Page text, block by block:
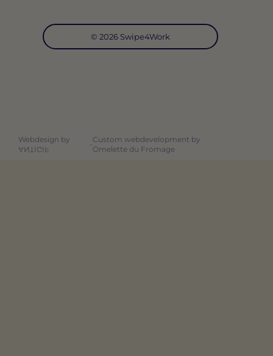
© 2026 Swipe4Work
Webdesign by
ANTIGIF
-
Custom webdevelopment by
Omelette du Fromage